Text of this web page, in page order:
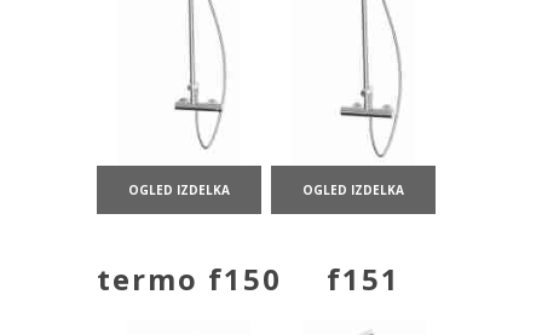
OGLED IZDELKA OGLED IZDELKA
termo f150 f151